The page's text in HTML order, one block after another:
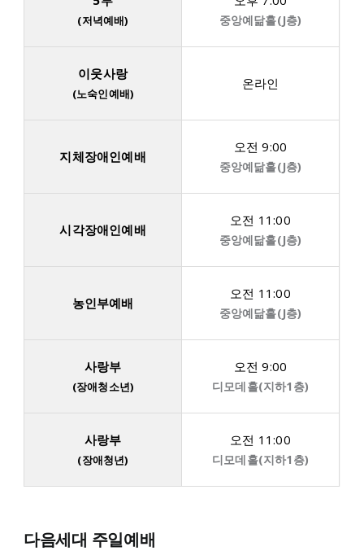
(저녁예배) 중앙예닮홀(J층)
이웃사랑
(노숙인예배)
온라인
지체장애인예배
오전 9:00
중앙예닮홀(J층)
시각장애인예배
오전 11:00
중앙예닮홀(J층)
농인부예배
오전 11:00
중앙예닮홀(J층)
사랑부
(장애청소년)
오전 9:00
디모데홀(지하1층)
사랑부
(장애청년)
오전 11:00
디모데홀(지하1층)
다음세대 주일예배